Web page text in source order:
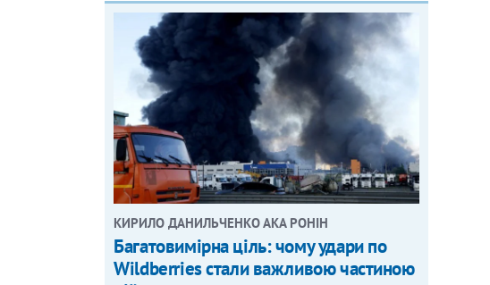
КИРИЛО ДАНИЛЬЧЕНКО АКА РОНІН
Багатовимірна ціль: чому удари по
Wildberries стали важливою частиною